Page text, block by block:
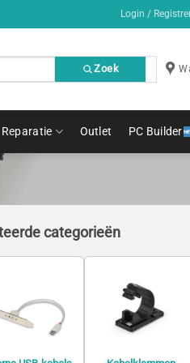
Login /
Zoek
Reparatie Outlet PC Builder
categorieën